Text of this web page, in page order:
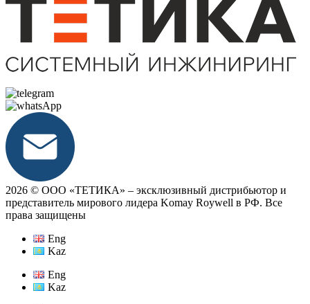
2026 © ООО «ТЕТИКА» ‒ эксклюзивный дистрибьютор и
представитель мирового лидера Komay Roywell в РФ. Все
права защищены
Eng
Kaz
Eng
Kaz